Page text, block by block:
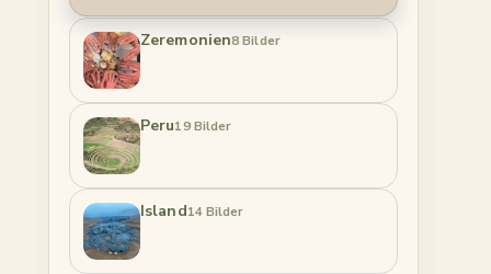
Zeremonien8 Bilder
Peru19 Bilder
Island14 Bilder